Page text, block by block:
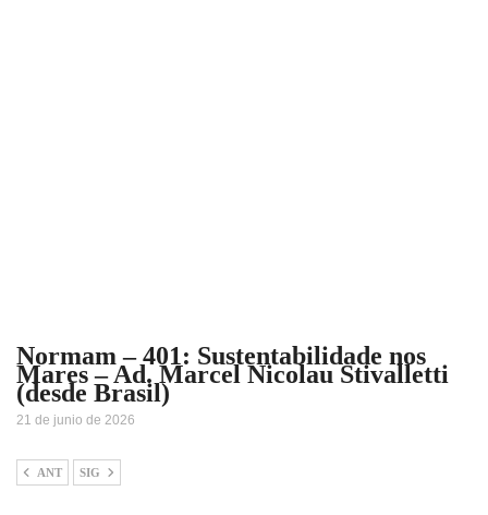
Normam – 401: Sustentabilidade nos
Mares – Ad. Marcel Nicolau Stivalletti
(desde Brasil)
21 de junio de 2026
ANT SIG